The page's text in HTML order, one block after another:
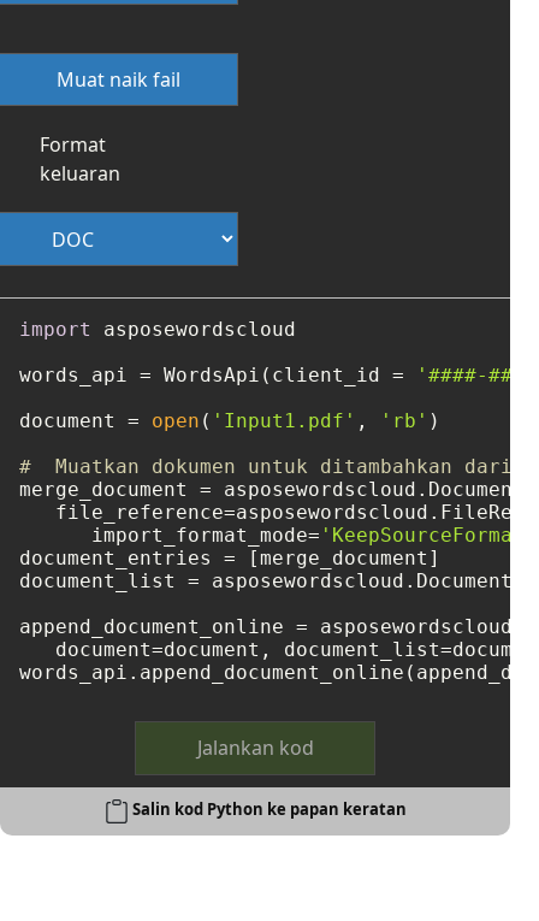
Muat naik fail
Format
keluaran
import
asposewordscloud
words_api = WordsApi(client_id =
'####-
document = open ( 'Input1.pdf' , 'rb' )
#  Muatkan dokumen untuk ditambahkan
merge_document =
      import_format_mode=
document_entries = [merge_document]
document_list =
append_document_online =
document=document,
Jalankan kod
Salin kod Python ke papan keratan